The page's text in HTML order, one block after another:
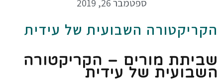
ספטמבר 26, 2019
הקריקטורה השבועית של עידית
שביתת מורים – הקריקטורה
השבועית של עידית